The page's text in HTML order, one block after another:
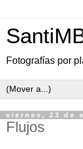
Fotografías por
viernes, 23 de
Flujos